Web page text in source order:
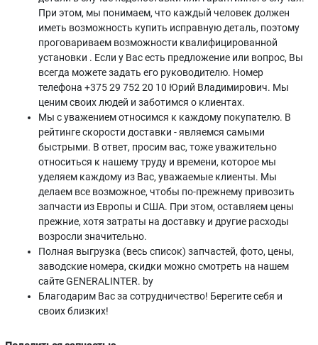
При этом, мы понимаем, что каждый человек должен
иметь возможность купить исправную деталь, поэтому
проговариваем возможности квалифицированной
установки . Если у Вас есть предложение или вопрос, Вы
всегда можете задать его руководителю. Номер
телефона +375 29 752 20 10 Юрий Владимирович. Мы
ценим своих людей и заботимся о клиентах.
Мы с уважением относимся к каждому покупателю. В
рейтинге скорости доставки - являемся самыми
быстрыми. В ответ, просим вас, тоже уважительно
относиться к нашему труду и времени, которое мы
уделяем каждому из Вас, уважаемые клиенты. Мы
делаем все возможное, чтобы по-прежнему привозить
запчасти из Европы и США. При этом, оставляем цены
прежние, хотя затраты на доставку и другие расходы
возросли значительно.
Полная выгрузка (весь список) запчастей, фото, цены,
заводские номера, скидки можно смотреть на нашем
сайте GENERALINTER. by
Благодарим Вас за сотрудничество! Берегите себя и
своих близких!